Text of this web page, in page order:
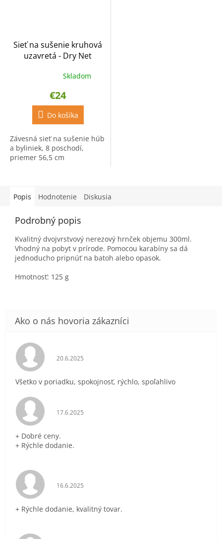
Sieť na sušenie kruhová
uzavretá - Dry Net
hviezdičiek.
Skladom
€24
Do košíka
Závesná sieť na sušenie húb
a byliniek, 8 poschodí,
priemer 56,5 cm
Popis Hodnotenie Diskusia
Podrobný popis
Kvalitný dvojvrstvový nerezový hrnček objemu 300ml.
Vhodný na pobyt v prírode. Pomocou karabíny sa dá
jednoducho pripnúť na batoh alebo opasok.
Hmotnosť: 125 g
Hodnotenie obchodu je 5 z 5 hviezdičiek.
20.6.2025
Všetko v poriadku, spokojnosť, rýchlo, spoľahlivo
Hodnotenie obchodu je 5 z 5 hviezdičiek.
17.6.2025
+ Dobré ceny.
+ Rýchle dodanie.
Hodnotenie obchodu je 5 z 5 hviezdičiek.
16.6.2025
+ Rýchle dodanie, kvalitný tovar.